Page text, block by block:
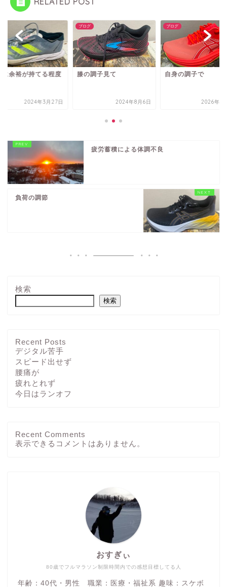
に余裕が持てる程度
2024年3月27日
ブログ
膝の調子見て
2024年8月6日
ブログ
自身の調子で
2026年1
疲労蓄積による体調不良
負荷の調節
検索
検索
Recent Posts
デジタル苦手
スピード出せず
腰痛が
疲れとれず
今日はランオフ
Recent Comments
表示できるコメントはありません。
80歳でフルマラソン制限時間内での感想目標してる人
おすぎぃ
年齢：40代・男性 職業：医療・福祉系 趣味：スケボ